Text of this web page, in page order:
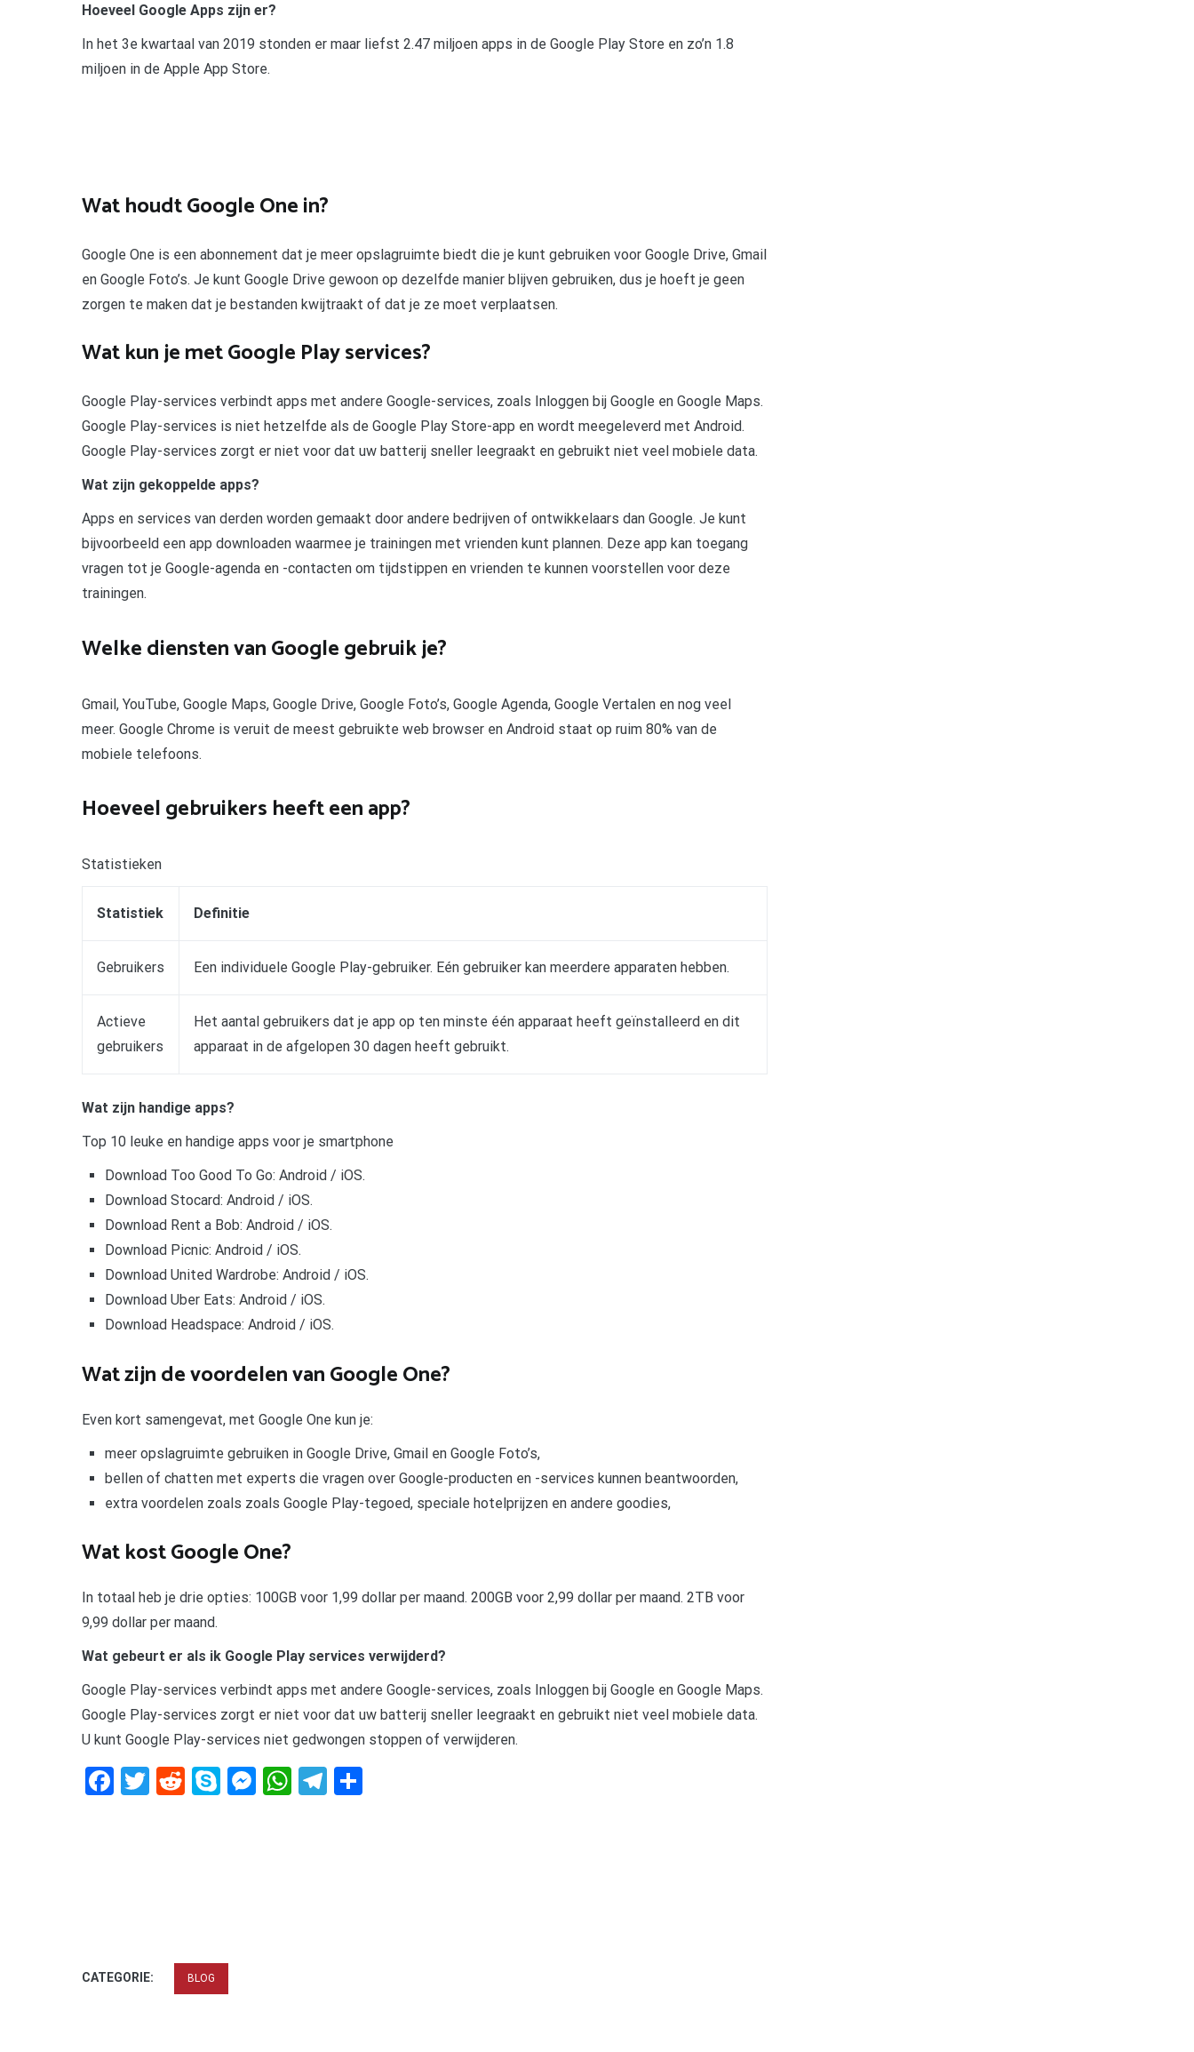
Hoeveel Google Apps zijn er?
In het 3e kwartaal van 2019 stonden er maar liefst 2.47 miljoen apps in de Google Play Store en zo’n 1.8
miljoen in de Apple App Store.
Wat houdt Google One in?
Google One is een abonnement dat je meer opslagruimte biedt die je kunt gebruiken voor Google Drive, Gmail
en Google Foto’s. Je kunt Google Drive gewoon op dezelfde manier blijven gebruiken, dus je hoeft je geen
zorgen te maken dat je bestanden kwijtraakt of dat je ze moet verplaatsen.
Wat kun je met Google Play services?
Google Play-services verbindt apps met andere Google-services, zoals Inloggen bij Google en Google Maps.
Google Play-services is niet hetzelfde als de Google Play Store-app en wordt meegeleverd met Android.
Google Play-services zorgt er niet voor dat uw batterij sneller leegraakt en gebruikt niet veel mobiele data.
Wat zijn gekoppelde apps?
Apps en services van derden worden gemaakt door andere bedrijven of ontwikkelaars dan Google. Je kunt
bijvoorbeeld een app downloaden waarmee je trainingen met vrienden kunt plannen. Deze app kan toegang
vragen tot je Google-agenda en -contacten om tijdstippen en vrienden te kunnen voorstellen voor deze
trainingen.
Welke diensten van Google gebruik je?
Gmail, YouTube, Google Maps, Google Drive, Google Foto’s, Google Agenda, Google Vertalen en nog veel
meer. Google Chrome is veruit de meest gebruikte web browser en Android staat op ruim 80% van de
mobiele telefoons.
Hoeveel gebruikers heeft een app?
Statistieken
Statistiek Definitie
Gebruikers Een individuele Google Play-gebruiker. Eén gebruiker kan meerdere apparaten hebben.
Actieve
gebruikers
Het aantal gebruikers dat je app op ten minste één apparaat heeft geïnstalleerd en dit
apparaat in de afgelopen 30 dagen heeft gebruikt.
Wat zijn handige apps?
Top 10 leuke en handige apps voor je smartphone
Download Too Good To Go: Android / iOS.
Download Stocard: Android / iOS.
Download Rent a Bob: Android / iOS.
Download Picnic: Android / iOS.
Download United Wardrobe: Android / iOS.
Download Uber Eats: Android / iOS.
Download Headspace: Android / iOS.
Wat zijn de voordelen van Google One?
Even kort samengevat, met Google One kun je:
meer opslagruimte gebruiken in Google Drive, Gmail en Google Foto’s,
bellen of chatten met experts die vragen over Google-producten en -services kunnen beantwoorden,
extra voordelen zoals zoals Google Play-tegoed, speciale hotelprijzen en andere goodies,
Wat kost Google One?
In totaal heb je drie opties: 100GB voor 1,99 dollar per maand. 200GB voor 2,99 dollar per maand. 2TB voor
9,99 dollar per maand.
Wat gebeurt er als ik Google Play services verwijderd?
Google Play-services verbindt apps met andere Google-services, zoals Inloggen bij Google en Google Maps.
Google Play-services zorgt er niet voor dat uw batterij sneller leegraakt en gebruikt niet veel mobiele data.
U kunt Google Play-services niet gedwongen stoppen of verwijderen.
Facebook
Twitter
RedditSkypeMessenger
WhatsApp
Telegram
CATEGORIE: BLOG